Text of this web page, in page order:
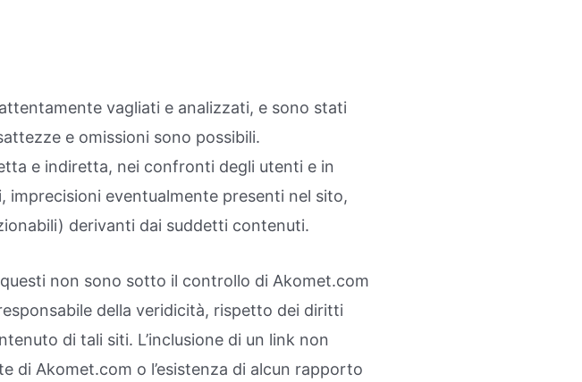
vagliati e analizzati, e sono stati
e omissioni sono possibili.
e indiretta, nei confronti degli utenti e in
imprecisioni eventualmente presenti nel sito,
derivanti dai suddetti contenuti.
non sono sotto il controllo di Akomet.com
della veridicità, rispetto dei diritti
di tali siti. L’inclusione di un link non
di Akomet.com o l’esistenza di alcun rapporto